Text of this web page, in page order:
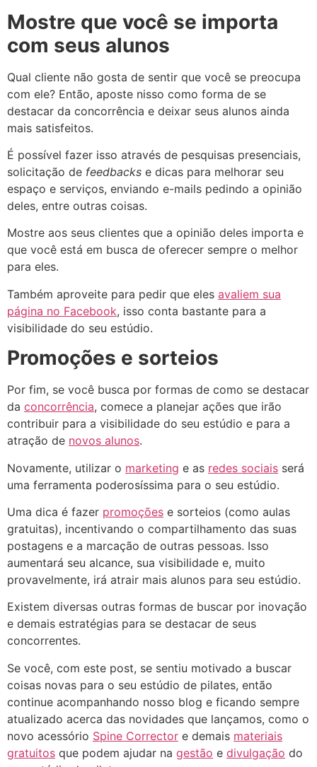
Mostre que você se importa
com seus alunos
Qual cliente não gosta de sentir que você se preocupa
com ele? Então, aposte nisso como forma de se
destacar da concorrência e deixar seus alunos ainda
mais satisfeitos.
É possível fazer isso através de pesquisas presenciais,
solicitação de feedbacks e dicas para melhorar seu
espaço e serviços, enviando e-mails pedindo a opinião
deles, entre outras coisas.
Mostre aos seus clientes que a opinião deles importa e
que você está em busca de oferecer sempre o melhor
para eles.
Também aproveite para pedir que eles avaliem sua
página no Facebook, isso conta bastante para a
visibilidade do seu estúdio.
Promoções e sorteios
Por fim, se você busca por formas de como se destacar
da concorrência, comece a planejar ações que irão
contribuir para a visibilidade do seu estúdio e para a
atração de novos alunos.
Novamente, utilizar o marketing e as redes sociais será
uma ferramenta poderosíssima para o seu estúdio.
Uma dica é fazer promoções e sorteios (como aulas
gratuitas), incentivando o compartilhamento das suas
postagens e a marcação de outras pessoas. Isso
aumentará seu alcance, sua visibilidade e, muito
provavelmente, irá atrair mais alunos para seu estúdio.
Existem diversas outras formas de buscar por inovação
e demais estratégias para se destacar de seus
concorrentes.
Se você, com este post, se sentiu motivado a buscar
coisas novas para o seu estúdio de pilates, então
continue acompanhando nosso blog e ficando sempre
atualizado acerca das novidades que lançamos, como o
novo acessório Spine Corrector e demais materiais
gratuitos que podem ajudar na gestão e divulgação do